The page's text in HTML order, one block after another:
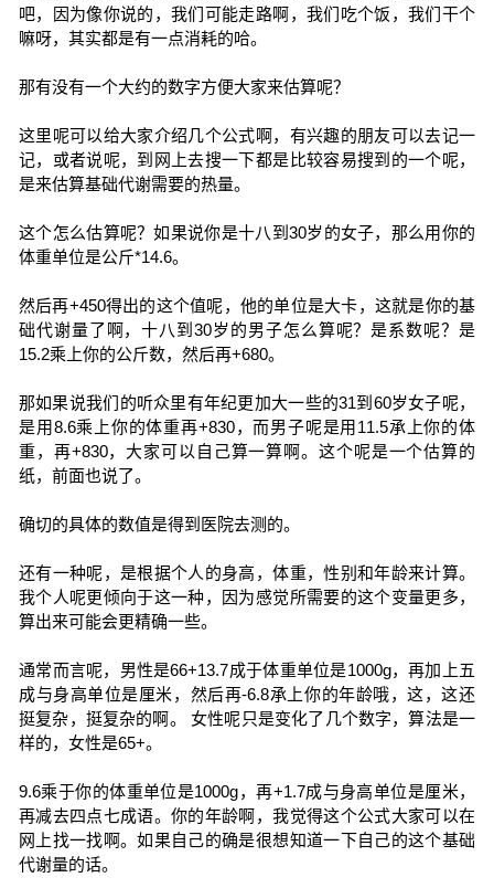
吧，因为像你说的，我们可能走路啊，我们吃个饭，我们干个
嘛呀，其实都是有一点消耗的哈。
那有没有一个大约的数字方便大家来估算呢？
这里呢可以给大家介绍几个公式啊，有兴趣的朋友可以去记一
记，或者说呢，到网上去搜一下都是比较容易搜到的一个呢，
是来估算基础代谢需要的热量。
这个怎么估算呢？如果说你是十八到30岁的女子，那么用你的
体重单位是公斤*14.6。
然后再+450得出的这个值呢，他的单位是大卡，这就是你的基
础代谢量了啊，十八到30岁的男子怎么算呢？是系数呢？是
15.2乘上你的公斤数，然后再+680。
那如果说我们的听众里有年纪更加大一些的31到60岁女子呢，
是用8.6乘上你的体重再+830，而男子呢是用11.5承上你的体
重，再+830，大家可以自己算一算啊。这个呢是一个估算的
纸，前面也说了。
确切的具体的数值是得到医院去测的。
还有一种呢，是根据个人的身高，体重，性别和年龄来计算。
我个人呢更倾向于这一种，因为感觉所需要的这个变量更多，
算出来可能会更精确一些。
通常而言呢，男性是66+13.7成于体重单位是1000g，再加上五
成与身高单位是厘米，然后再-6.8承上你的年龄哦，这，这还
挺复杂，挺复杂的啊。 女性呢只是变化了几个数字，算法是一
样的，女性是65+。
9.6乘于你的体重单位是1000g，再+1.7成与身高单位是厘米，
再减去四点七成语。你的年龄啊，我觉得这个公式大家可以在
网上找一找啊。如果自己的确是很想知道一下自己的这个基础
代谢量的话。